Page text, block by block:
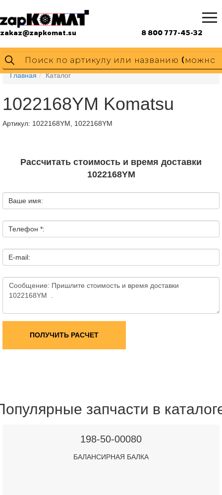
zakaz@zapkomat.su 8 800 777-45-32
Главная Каталог
1022168YM Komatsu
Артикул: 1022168YM, 1022168YM
Рассчитать стоимость и время доставки
1022168YM
Ваше имя:
Телефон *:
E-mail:
ПОЛУЧИТЬ РАСЧЕТ
запчасти в
198-50-00080
БАЛАНСИРНАЯ БАЛКА